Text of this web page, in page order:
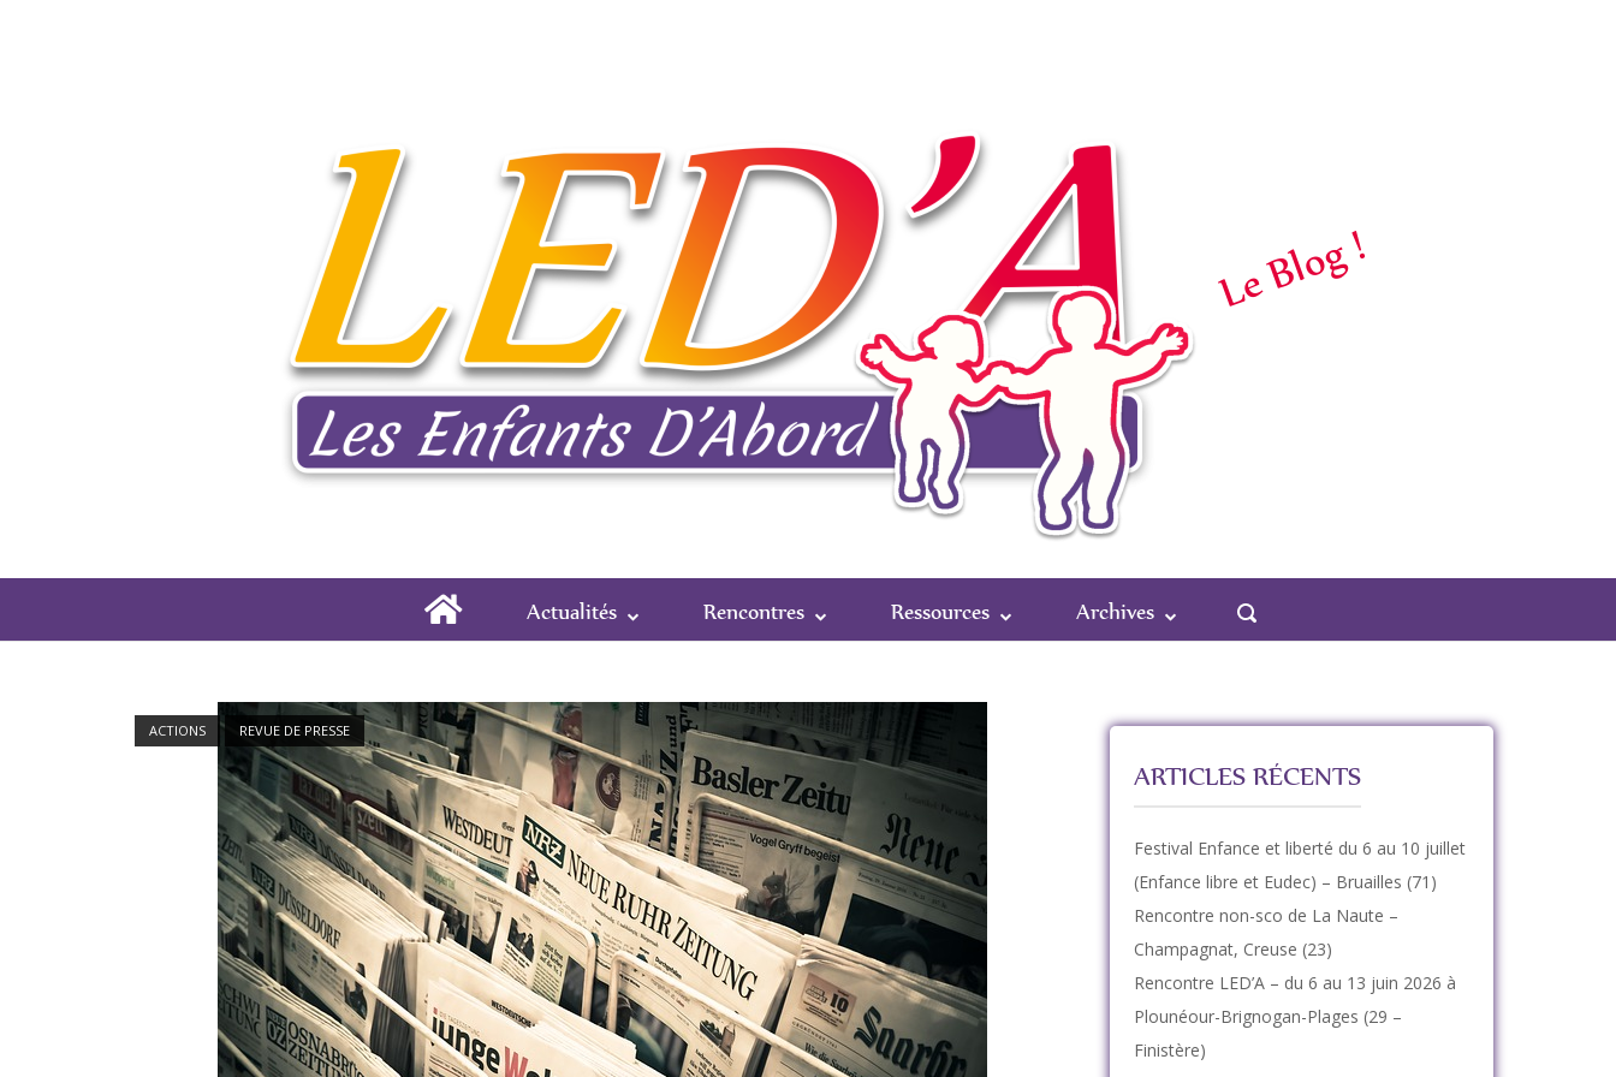
Le Blog !
Actualités Rencontres Ressources Archives
ACTIONS REVUE DE PRESSE
ARTICLES RÉCENTS
Festival Enfance et liberté du 6 au 10 juillet
(Enfance libre et Eudec) – Bruailles (71)
Rencontre non-sco de La Naute –
Champagnat, Creuse (23)
Rencontre LED’A – du 6 au 13 juin 2026 à
Plounéour-Brignogan-Plages (29 –
Finistère)